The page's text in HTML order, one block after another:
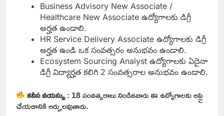
Business Advisory New Associate /
Healthcare New Associate ఉద్యోగాలకు డిగ్రీ
అర్హత ఉండాలి.
HR Service Delivery Associate ఉద్యోగాలకు డిగ్రీ
అర్హత ఉండి ఒక సంవత్సరం అనుభవం ఉండాలి.
Ecosystem Sourcing Analyst ఉద్యోగాలకు ఏదైనా
డిగ్రీ విద్యార్హత కలిగి 2 సంవత్సరాల అనుభవం ఉండాలి.
కనీస వయస్సు: 18 సంవత్సరాలు నిండినవారు ఈ ఉద్యోగాలకు అప్లై
చేయడానికి అర్హులవుతారు.